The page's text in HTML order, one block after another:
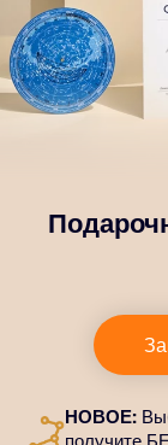
заблестели
цифровые
НОВОЕ:
получите